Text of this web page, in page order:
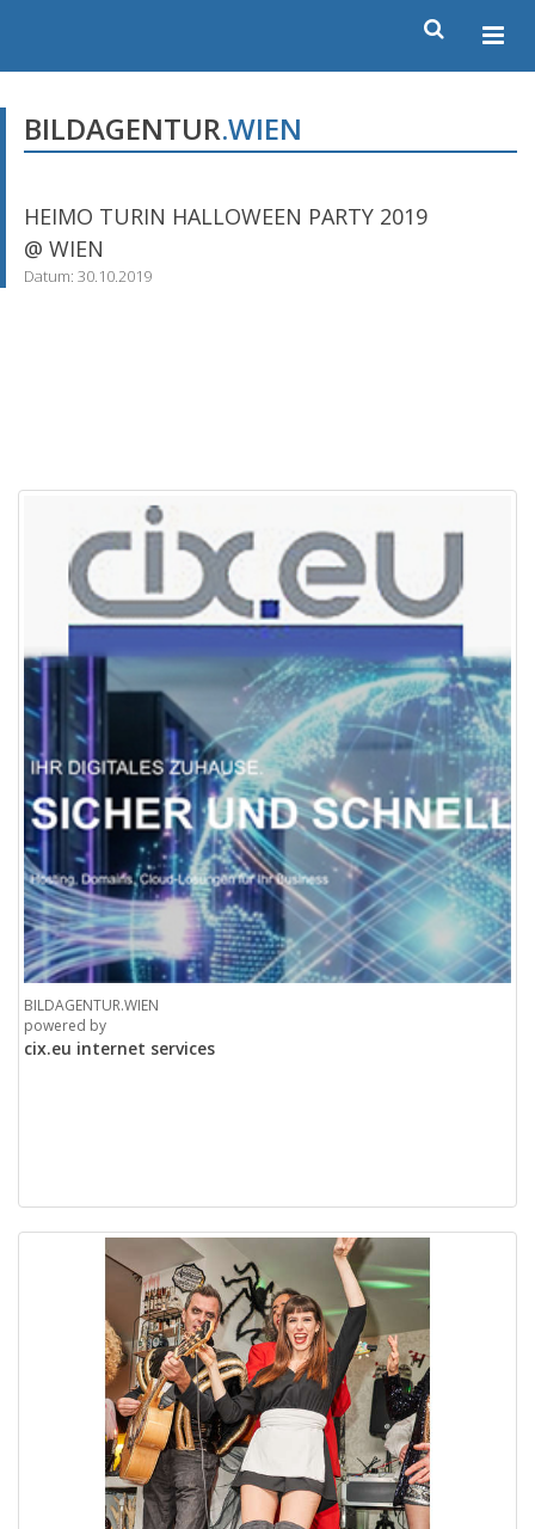
BILDAGENTUR.WIEN
HEIMO TURIN HALLOWEEN PARTY 2019
@ WIEN
Datum: 30.10.2019
BILDAGENTUR.WIEN
powered by
cix.eu internet services